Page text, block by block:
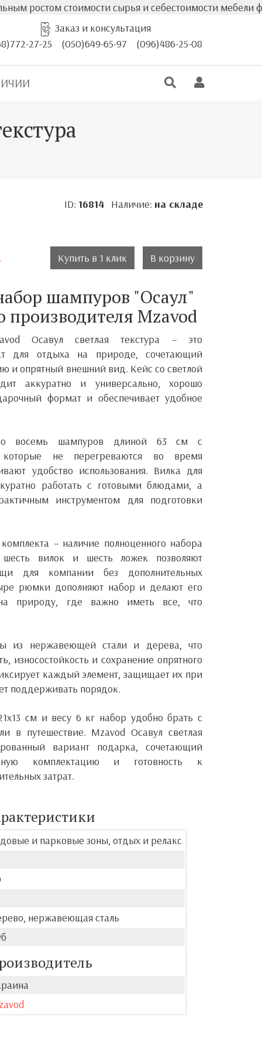
сырья и себестоимости мебели фактическая
Заказ и консультация
27-25
(050)649-65-97 (096)486-25-08
ID: 16814Наличие: на складе
Купить в 1 клик В корзину
шампуров "Осаул"
производителя Mzavod
Осавул светлая текстура – ​​это
для отдыха на природе, сочетающий
и опрятный внешний вид. Кейс со светлой
аккуратно и универсально, хорошо
формат и обеспечивает удобное
восемь шампуров длиной 63 см с
не перегреваются во время
удобство использования. Вилка для
работать с готовыми блюдами, а
инструментом для подготовки
– наличие полноценного набора
вилок и шесть ложек позволяют
для компании без дополнительных
рюмки дополняют набор и делают его
природу, где важно иметь все, что
из нержавеющей стали и дерева, что
износостойкость и сохранение опрятного
каждый элемент, защищает их при
поддерживать порядок.
см и весу 6 кг набор удобно брать с
в путешествие. Mzavod Осавул светлая
вариант подарка, сочетающий
комплектацию и готовность к
затрат.
и парковые зоны, отдых и релакс
нержавеющая сталь